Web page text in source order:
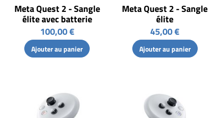
Meta Quest 2 - Sangle
élite avec batterie
100,00 €
Ajouter au panier
Meta Quest 2 - Sangle
élite
45,00 €
Ajouter au panier